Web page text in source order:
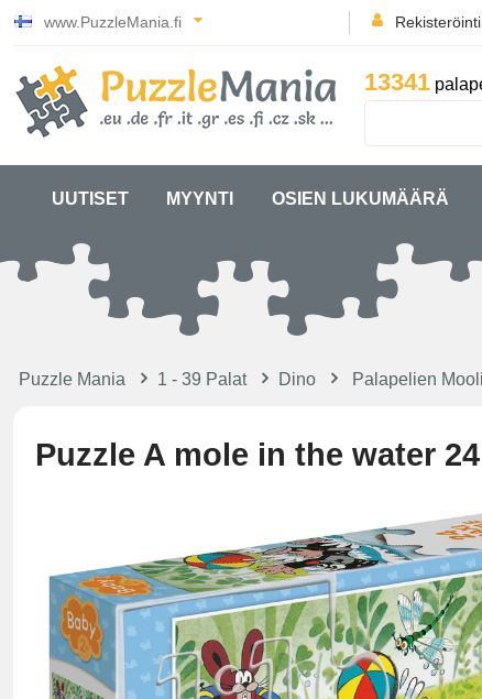
www.PuzzleMania.fi Rekisteröinti
13341
UUTISET MYYNTI OSIEN LUKUMÄÄRÄ
Puzzle Mania 1 - 39 Palat Dino Palapelien Mooli
Puzzle A mole in the water